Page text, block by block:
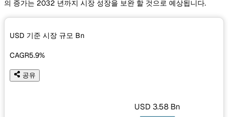
의 증가는 2032 년까지 시장 성장을 보완 할 것으로 예상됩니다.
USD 기준 시장 규모 Bn
CAGR5.9%
공유
USD 3.58 Bn